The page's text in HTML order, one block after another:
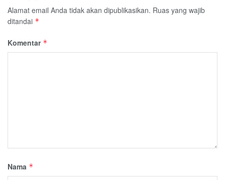
Alamat email Anda tidak akan dipublikasikan. Ruas yang wajib
ditandai *
Komentar *
Nama *